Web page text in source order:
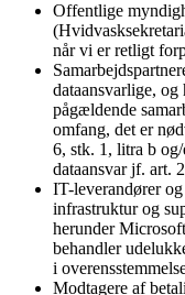
Offentlige
når vi er retligt
dataansvarlige,
pågældende
omfang, det er
6, stk. 1, litra b
dataansvar jf. art.
IT-leverandører
infrastruktur og
herunder
behandler
i
Modtagere af